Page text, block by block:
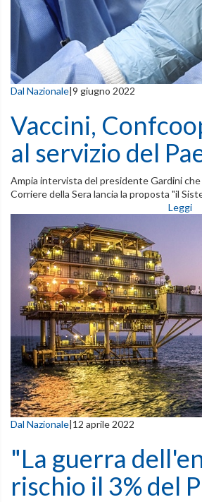
Dal Nazionale|9 giugno 2022
Vaccini,
al servizio del
Ampia intervista del presidente Gardini
Corriere della Sera lancia la proposta "il
Leggi
Dal Nazionale|12 aprile 2022
"La guerra
rischio il 3% del